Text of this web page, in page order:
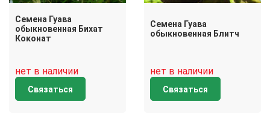
Семена Гуава
обыкновенная Бихат
Коконат
нет в наличии
Связаться
Семена Гуава
обыкновенная Блитч
нет в наличии
Связаться